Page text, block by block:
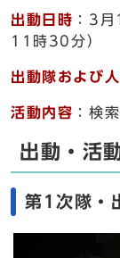
出動日時 ：3
11時30分）
出動隊および
活動内容 ：検
出動・活
第1次隊・